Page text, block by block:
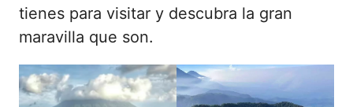
tienes para visitar y descubra la gran
maravilla que son.